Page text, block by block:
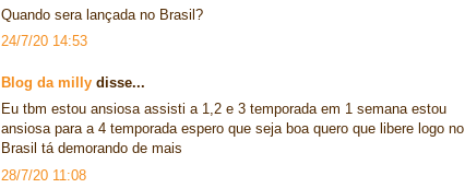
Quando sera lançada no Brasil?
24/7/20 14:53
Blog da milly disse...
Eu tbm estou ansiosa assisti a 1,2 e 3 temporada em 1 semana estou
ansiosa para a 4 temporada espero que seja boa quero que libere logo no
Brasil tá demorando de mais
28/7/20 11:08